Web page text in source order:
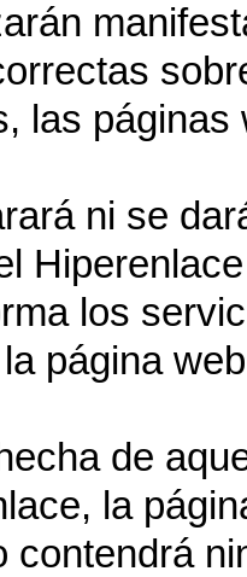
las
ni se
los
página
de
la
contendrá